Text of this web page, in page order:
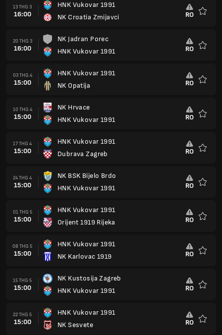
13 THG 3
16:00
HNK Vukovar 1991
NK Croatia Zmijavci
RO
20 THG 3
16:00
NK Jadran Porec
HNK Vukovar 1991
RO
03 THG 4
15:00
HNK Vukovar 1991
NK Opatija
RO
10 THG 4
15:00
NK Hrvace
HNK Vukovar 1991
RO
17 THG 4
15:00
HNK Vukovar 1991
Dubrava Zagreb
RO
24 THG 4
15:00
NK BSK Bijelo Brdo
HNK Vukovar 1991
RO
01 THG 5
15:00
HNK Vukovar 1991
Orijent 1919 Rijeka
RO
08 THG 5
15:00
HNK Vukovar 1991
NK Karlovac 1919
RO
15 THG 5
15:00
NK Kustosija Zagreb
HNK Vukovar 1991
RO
22 THG 5
15:00
HNK Vukovar 1991
NK Sesvete
RO